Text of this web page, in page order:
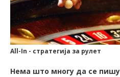
All-In - стратегија за рулет
Нема што многу да се